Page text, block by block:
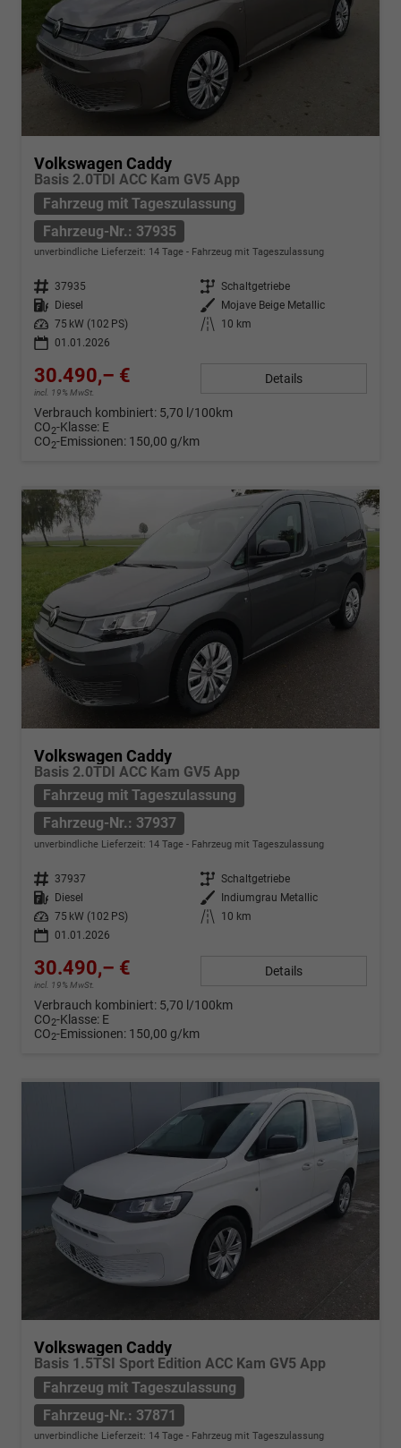
Volkswagen Caddy
Basis 2.0TDI ACC Kam GV5 App
Fahrzeug mit Tageszulassung
Fahrzeug-Nr.: 37935
unverbindliche Lieferzeit: 14 Tage Fahrzeug mit Tageszulassung
Fahrzeug-Nr. 37935 Getriebe Schaltgetriebe
Kraftstoff Diesel Außenfarbe
Mojave Beige Metallic
Leistung
75 kW (102 PS) Kilometerstand
10 km
01.01.2026
30.490,– €
incl. 19% MwSt.
Details
Verbrauch kombiniert: 5,70 l/100km
CO2-Klasse: E
CO2-Emissionen: 150,00 g/km
Volkswagen Caddy
Basis 2.0TDI ACC Kam GV5 App
Fahrzeug mit Tageszulassung
Fahrzeug-Nr.: 37937
unverbindliche Lieferzeit: 14 Tage Fahrzeug mit Tageszulassung
Fahrzeug-Nr. 37937 Getriebe Schaltgetriebe
Kraftstoff Diesel Außenfarbe
Indiumgrau Metallic
Leistung
75 kW (102 PS) Kilometerstand
10 km
01.01.2026
30.490,– €
incl. 19% MwSt.
Details
Verbrauch kombiniert: 5,70 l/100km
CO2-Klasse: E
CO2-Emissionen: 150,00 g/km
Volkswagen Caddy
Basis 1.5TSI Sport Edition ACC Kam GV5 App
Fahrzeug mit Tageszulassung
Fahrzeug-Nr.: 37871
unverbindliche Lieferzeit: 14 Tage Fahrzeug mit Tageszulassung